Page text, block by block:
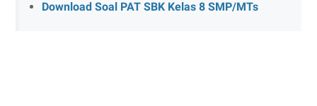
Download Soal PAT SBK Kelas 8 SMP/MTs